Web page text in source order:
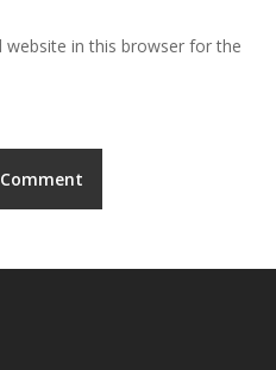
website in this browser for the